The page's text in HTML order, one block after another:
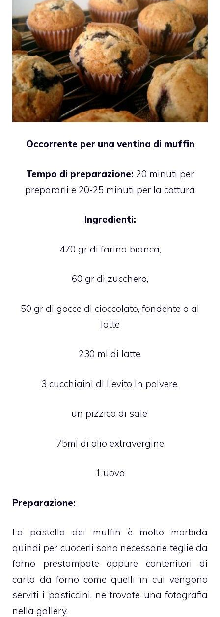
Occorrente per una ventina di muffin
Tempo di preparazione: 20 minuti per
prepararli e 20-25 minuti per la cottura
Ingredienti:
470 gr di farina bianca,
60 gr di zucchero,
50 gr di gocce di cioccolato, fondente o al
latte
230 ml di latte,
3 cucchiaini di lievito in polvere,
un pizzico di sale,
75ml di olio extravergine
1 uovo
Preparazione:
La pastella dei muffin è molto morbida
quindi per cuocerli sono necessarie teglie da
forno prestampate oppure contenitori di
carta da forno come quelli in cui vengono
serviti i pasticcini, ne trovate una fotografia
nella gallery.